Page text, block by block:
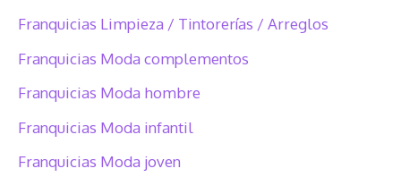
Franquicias Limpieza / Tintorerías / Arreglos
Franquicias Moda complementos
Franquicias Moda hombre
Franquicias Moda infantil
Franquicias Moda joven